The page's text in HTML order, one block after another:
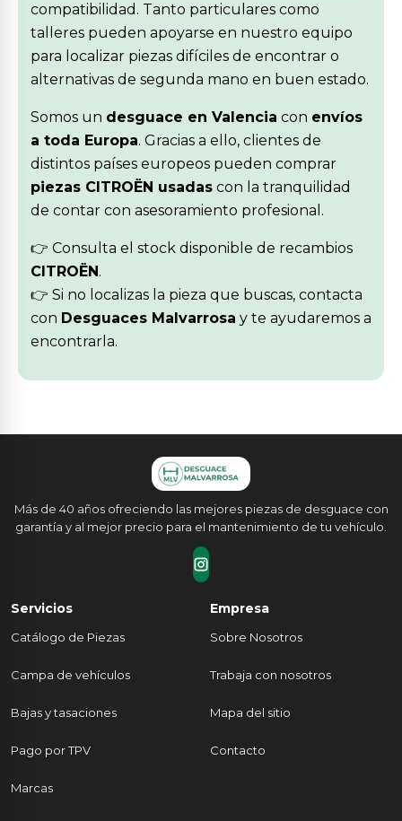
compatibilidad. Tanto particulares como
talleres pueden apoyarse en nuestro equipo
para localizar piezas difíciles de encontrar o
alternativas de segunda mano en buen estado.
Somos un desguace en Valencia con envíos
a toda Europa. Gracias a ello, clientes de
distintos países europeos pueden comprar
piezas CITROËN usadas con la tranquilidad
de contar con asesoramiento profesional.
👉 Consulta el stock disponible de recambios
CITROËN.
👉 Si no localizas la pieza que buscas, contacta
con Desguaces Malvarrosa y te ayudaremos a
encontrarla.
Más de 40 años ofreciendo las mejores piezas de desguace con
garantía y al mejor precio para el mantenimiento de tu vehículo.
Servicios
Catálogo de Piezas
Campa de vehículos
Bajas y tasaciones
Pago por TPV
Marcas
Empresa
Sobre Nosotros
Trabaja con nosotros
Mapa del sitio
Contacto